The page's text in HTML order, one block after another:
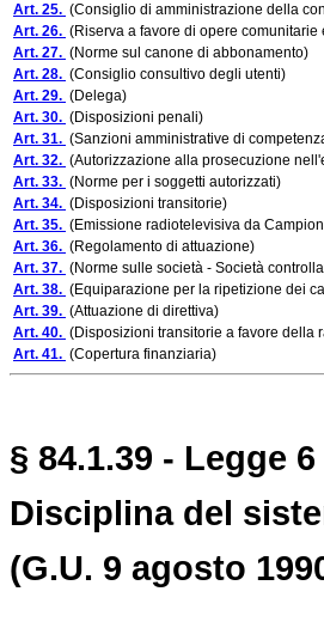
Art. 25. (Consiglio di amministrazione della
Art. 26. (Riserva a favore di opere comunitarie
Art. 27. (Norme sul canone di abbonamento)
Art. 28. (Consiglio consultivo degli utenti)
Art. 29. (Delega)
Art. 30. (Disposizioni penali)
Art. 31. (Sanzioni amministrative di
Art. 32. (Autorizzazione alla prosecuzione
Art. 33. (Norme per i soggetti autorizzati)
Art. 34. (Disposizioni transitorie)
Art. 35. (Emissione radiotelevisiva da
Art. 36. (Regolamento di attuazione)
Art. 37. (Norme sulle società - Società
Art. 38. (Equiparazione per la ripetizione dei
Art. 39. (Attuazione di direttiva)
Art. 40. (Disposizioni transitorie a favore della
Art. 41. (Copertura finanziaria)
§ 84.1.39 - Legge
Disciplina del
(G.U. 9 agosto